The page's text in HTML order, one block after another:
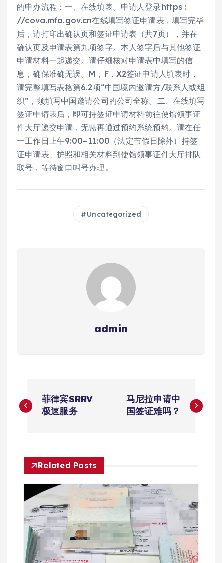
的申办流程：一、在线填表。申请人登录https :
//cova.mfa.gov.cn在线填写签证申请表，填写完毕
后，请打印出确认页和签证申请表（共7页），并在
确认页及申请表第九项签字。本人签字后与其他签证
申请材料一起递交。请仔细核对申请表中填写的信
息，确保准确无误。M，F，X2签证申请人填表时，
请完整填写表格第6.2项“中国境内邀请方/联系人或组
织”，须填写中国邀请公司的公司全称。二、在线填写
签证申请表后，即可持签证申请材料前往使馆领事证
件大厅递交申请，无需再通过预约系统预约。请在任
一工作日上午9:00–11:00（法定节假日除外）持签
证申请表、护照和相关材料到使馆领事证件大厅排队
取号，等待窗口叫号办理。
Uncategorized
admin
章
航
菲律宾SRRV
极速服务
马尼拉申请中
国签证难吗？
Related Posts